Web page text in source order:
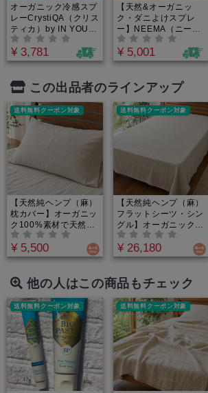
オーガニック冷感スプ
レーCrystiQA（クリス
ティカ）by IN YOU｜
天然クーリングミス
ト・100%植物由来で
夏バテ対策！オーガニ
アロマミスト
¥ 3,781
【天然&オーガニッ
ク・ダニよけスプレ
ー】NEEMA（ニー
マ）by IN YOU｜ベッ
ドや布団に直接使える
殺虫成分・有害添加物
ファブリックミスト。
水を一滴も使わずヒバ
×ニームの力で大人と
子どもの睡眠環境を安
全に守る！
¥ 5,001
この出品者のラインアップ
送料無料クーポン対象
【天然純ヘンプ（麻）
枕カバー】オーガニッ
ク100%素材で天然の
抗菌力。化学繊維はも
う卒業｜日本の職人が
織り上げる天然発酵糸
湿性と放湿性で頭部の
熱を逃がし洗うほど馴
染む涼感で不眠や寝苦
しさを解消し深い眠り
をサポート
¥ 5,500
送料無料クーポン対象
【天然純ヘンプ（麻）
フラットシーツ・シン
グル】オーガニック
100%素材の安眠寝具
｜敷いても掛けても極
上の涼感。天然発酵糸
と抗菌力で夏の寝苦し
さやエアコンの冷え・
睡眠中の寝汗を一枚で
完璧にコントロール！
最高級の安眠時間をあ
なたに。
¥ 26,180
他の人はこの商品もチェック
送料無料クーポン対象 送料無料クーポン対象